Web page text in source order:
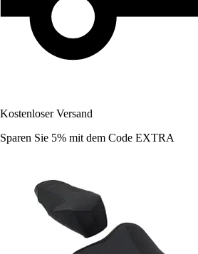
Kostenloser Versand
Sparen Sie 5% mit dem Code EXTRA